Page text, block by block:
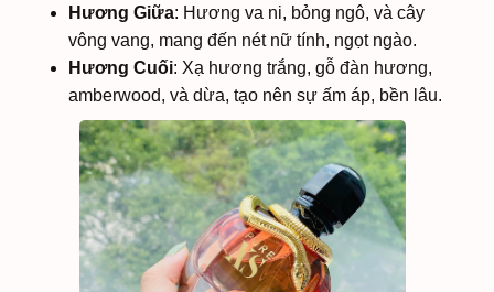
Hương Giữa: Hương va ni, bỏng ngô, và cây
vông vang, mang đến nét nữ tính, ngọt ngào.
Hương Cuối: Xạ hương trắng, gỗ đàn hương,
amberwood, và dừa, tạo nên sự ấm áp, bền lâu.